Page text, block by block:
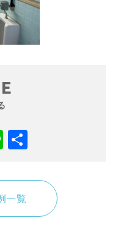
Line
一覧